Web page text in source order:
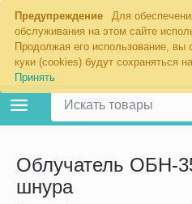
Предупреждение
Для
обслуживания на этом сайте
Продолжая его использование, вы
куки (cookies) будут сохраняться
Принять
Облучатель ОБН-
шнура